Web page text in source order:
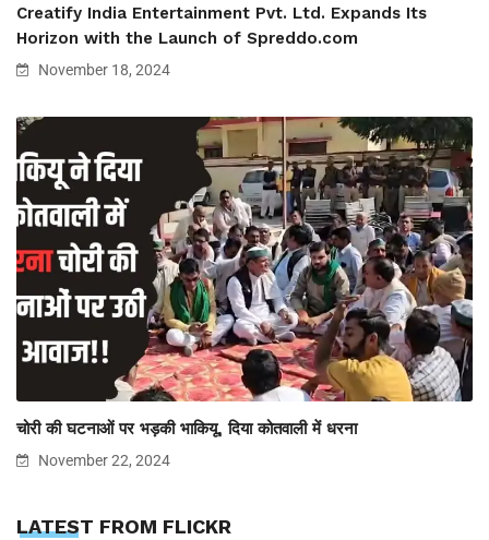
Creatify India Entertainment Pvt. Ltd. Expands Its
Horizon with the Launch of Spreddo.com
November 18, 2024
चोरी की घटनाओं पर भड़की भाकियू, दिया कोतवाली में धरना
November 22, 2024
LATEST FROM FLICKR